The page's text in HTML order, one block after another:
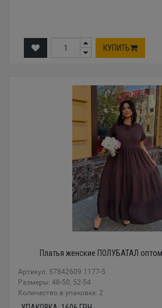
КУПИТЬ
Платья женские ПОЛУБАТАЛ
Артикул: 57842609 1177-5
Размеры: 48-50, 52-54
Количество в упаковке: 2